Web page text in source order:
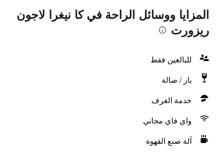
المزايا ووسائل الراحة في كا نيغرا لاجون
ريزورت
للبالغين فقط
بار / صالة
خدمة الغرف
واي فاي مجاني
آلة صنع القهوة